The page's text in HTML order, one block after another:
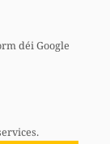
déi Google